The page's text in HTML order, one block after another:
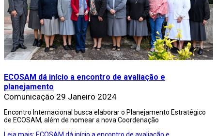
ECOSAM dá início a encontro de avaliação e
planejamento
Comunicação 29 Janeiro 2024
Encontro Internacional busca elaborar o Planejamento Estratégico
de ECOSAM, além de nomear a nova Coordenação
Leia mais: ECOSAM dá início a encontro de avaliação e